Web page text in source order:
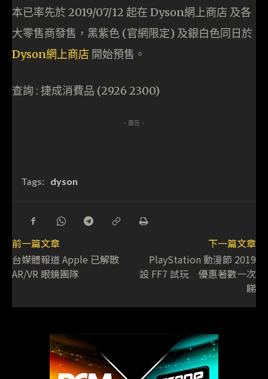
本已率先於 2019/07/12 起在 Dyson網上商店 及各
大零售商發售，黑紫色 (官網限定) 及銀白色同日於
Dyson網上商店 開始預售。
查詢 : 捷成消費品 (2926 2300)
- 廣告 -
Tags: dyson
前一篇文章
台媒體報道 Apple 已解散
AR/VR 眼鏡團隊
下一篇文章
PlayStation 動漫節 2019
設 FF7 試玩 優惠著數一次
睇